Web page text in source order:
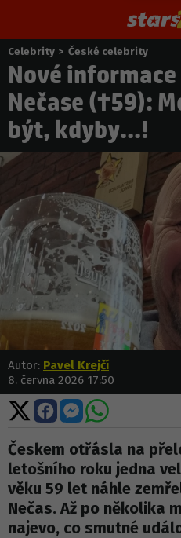
Nacházíte
se
zde:
Celebrity > České celebrity
Nové
Nečase (†59):
být, kdyby...!
Autor: Pavel Krejčí
8. června 2026 17:50
Sdílet
na
X
Sdílet
na
Facebooku
Sdílet
na
Messengeru
Sdílet
WhatsApp
Českem otřásla na
letošního roku jedna
věku 59 let náhle
Nečas. Až po několika
najevo, co smutné